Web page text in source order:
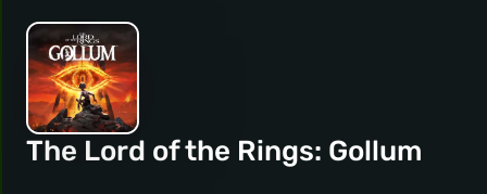
The Lord of the Rings: Gollum